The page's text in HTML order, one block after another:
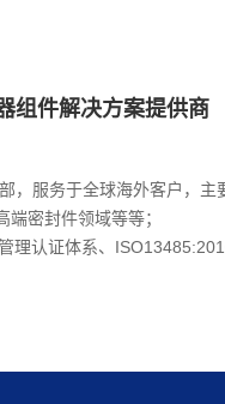
组件解决方案提供商
服务于全球海外客户，主
密封件领域等等；
认证体系、